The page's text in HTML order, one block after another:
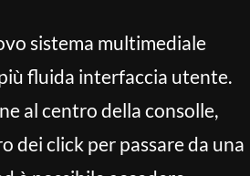
sistema multimediale
fluida interfaccia utente.
al centro della consolle,
dei click per passare da una